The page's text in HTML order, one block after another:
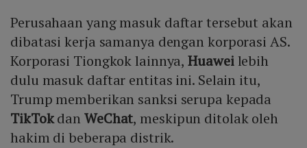
Perusahaan yang masuk daftar tersebut akan
dibatasi kerja samanya dengan korporasi AS.
Korporasi Tiongkok lainnya,Huaweilebih
dulu masuk daftar entitas ini. Selain itu,
Trump memberikan sanksi serupa kepada
TikTokdan WeChat, meskipun ditolak oleh
hakim di beberapa distrik.